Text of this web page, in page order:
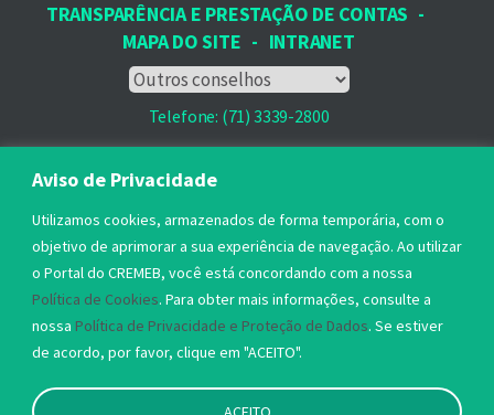
Aviso de Privacidade
Utilizamos cookies, armazenados de forma temporária, com o
objetivo de aprimorar a sua experiência de navegação. Ao utilizar
o Portal do CREMEB, você está concordando com a nossa
Política de Cookies. Para obter mais informações, consulte a
nossa Política de Privacidade e Proteção de Dados. Se estiver
de acordo, por favor, clique em "ACEITO".
Telefone: (71) 3339-2800
Email: protocolo@cremeb.org.br
Rua Dr. José Peroba, 251 - Stiep,
Salvador, BA - CEP: 41.770-235,
Horário de Atendimento: 8h às 17h
TRANSPARÊNCIA E PRESTAÇÃO DE CONTAS -
MAPA DO SITE - INTRANET